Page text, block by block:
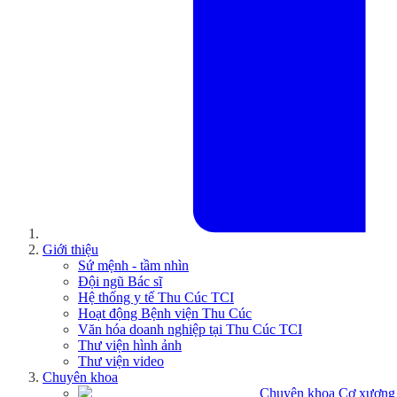
Giới thiệu
Sứ mệnh - tầm nhìn
Đội ngũ Bác sĩ
Hệ thống y tế Thu Cúc TCI
Hoạt động Bệnh viện Thu Cúc
Văn hóa doanh nghiệp tại Thu Cúc TCI
Thư viện hình ảnh
Thư viện video
Chuyên khoa
Chuyên khoa Cơ